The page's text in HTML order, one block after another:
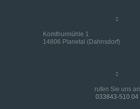
Komthurmühle 1
14806 Planetal (Dahnsdorf)
rufen Sie uns an
033843-510 04